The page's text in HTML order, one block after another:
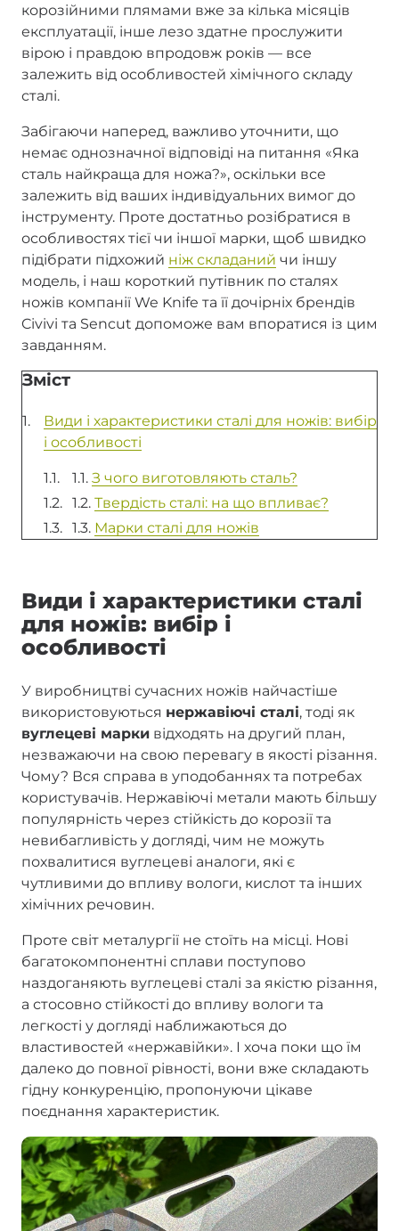
корозійними плямами вже за кілька місяців
експлуатації, інше лезо здатне прослужити
вірою і правдою впродовж років — все
залежить від особливостей хімічного складу
сталі.
Забігаючи наперед, важливо уточнити, що
немає однозначної відповіді на питання «Яка
сталь найкраща для ножа?», оскільки все
залежить від ваших індивідуальних вимог до
інструменту. Проте достатньо розібратися в
особливостях тієї чи іншої марки, щоб швидко
підібрати підхожий ніж складаний чи іншу
модель, і наш короткий путівник по сталях
ножів компанії We Knife та її дочірніх брендів
Civivi та Sencut допоможе вам впоратися із цим
завданням.
Зміст
Види і характеристики сталі для ножів: вибір
і особливості
1.1. З чого виготовляють сталь?
1.2. Твердість сталі: на що впливає?
1.3. Марки сталі для ножів
Види і характеристики сталі
для ножів: вибір і
особливості
У виробництві сучасних ножів найчастіше
використовуються нержавіючі сталі, тоді як
вуглецеві марки відходять на другий план,
незважаючи на свою перевагу в якості різання.
Чому? Вся справа в уподобаннях та потребах
користувачів. Нержавіючі метали мають більшу
популярність через стійкість до корозії та
невибагливість у догляді, чим не можуть
похвалитися вуглецеві аналоги, які є
чутливими до впливу вологи, кислот та інших
хімічних речовин.
Проте світ металургії не стоїть на місці. Нові
багатокомпонентні сплави поступово
наздоганяють вуглецеві сталі за якістю різання,
а стосовно стійкості до впливу вологи та
легкості у догляді наближаються до
властивостей «нержавійки». І хоча поки що їм
далеко до повної рівності, вони вже складають
гідну конкуренцію, пропонуючи цікаве
поєднання характеристик.